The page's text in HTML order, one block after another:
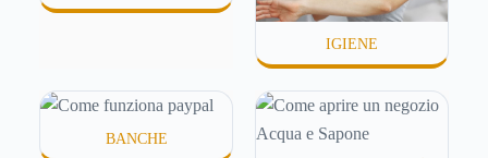
IGIENE
BANCHE